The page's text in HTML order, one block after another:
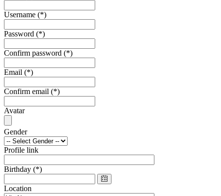
Username (*)
Password (*)
Confirm password (*)
Email (*)
Confirm email (*)
Avatar
Gender
Profile link
Birthday (*)
Location